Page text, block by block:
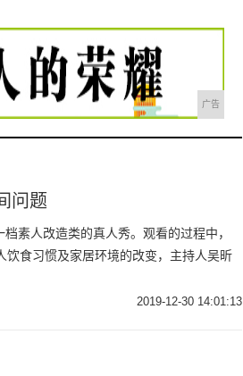
广告
问题
素人改造类的真人秀。观看的过程中，
食习惯及家居环境的改变，主持人吴昕
2019-12-30 14:01:13